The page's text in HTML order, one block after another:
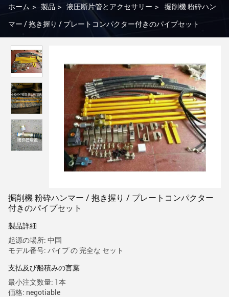
ホーム > 製品 > 液圧断片管とアクセサリー > 掘削機 粉砕ハン
マー / 抱き握り / プレートコンパクター付きのパイプセット
掘削機 粉砕ハンマー / 抱き握り / プレートコンパクター
付きのパイプセット
製品詳細
起源の場所: 中国
モデル番号: パイプ の 完全な セット
支払及び船積みの言葉
最小注文数量: 1本
価格: negotiable